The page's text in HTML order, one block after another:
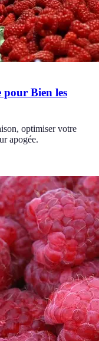
pour Bien les
optimiser votre
apogée.